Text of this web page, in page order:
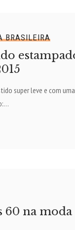
BRASILEIRA
super leve e com uma
…
60 na moda